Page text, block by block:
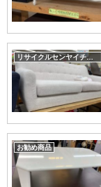
リサイクルセンヤイチバ小城店
お勧め商品